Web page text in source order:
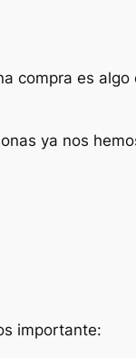
compra es
ya nos
importante: